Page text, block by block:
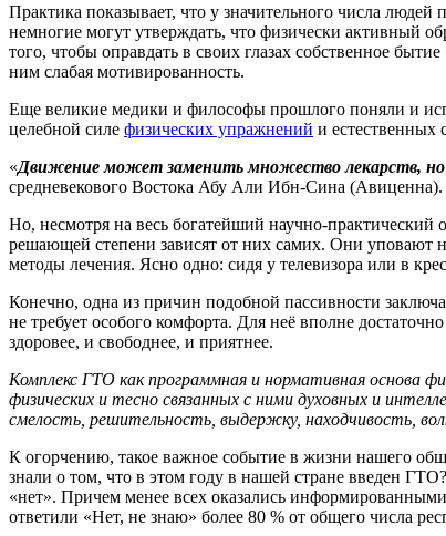
Практика показывает, что у значительного числа людей
немногие могут утверждать, что физически активный
того, чтобы оправдать в своих глазах собственное
ним слабая мотивированность.
Еще великие медики и философы прошлого поняли и
целебной силе физических упражнений и естественных
«Движение может заменить множество лекарств,
средневекового Востока Абу Али Ибн-Сина (Авиценна).
Но, несмотря на весь богатейший научно-
решающей степени зависят от них самих. Они уповают
методы лечения. Ясно одно: сидя у телевизора или в
Конечно, одна из причин подобной пассивности
не требует особого комфорта. Для неё вполне
здоровее, и свободнее, и приятнее.
Комплекс ГТО как программная и нормативная основа
физических и тесно связанных с ними духовных и
смелость, решительность, выдержку, находчивость,
К огорчению, такое важное событие в жизни нашего
знали о том, что в этом году в нашей стране введен
«нет». Причем менее всех оказались
ответили «Нет, не знаю» более 80 % от общего числа